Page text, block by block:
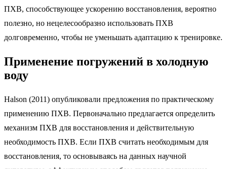
ПХВ, способствующее ускорению восстановления, вероятно
полезно, но нецелесообразно использовать ПХВ
долговременно, чтобы не уменьшать адаптацию к тренировке.
Применение погружений в холодную
воду
Halson (2011) опубликовали предложения по практическому
применению ПХВ. Первоначально предлагается определить
механизм ПХВ для восстановления и действительную
необходимость ПХВ. Если ПХВ считать необходимым для
восстановления, то основываясь на данных научной